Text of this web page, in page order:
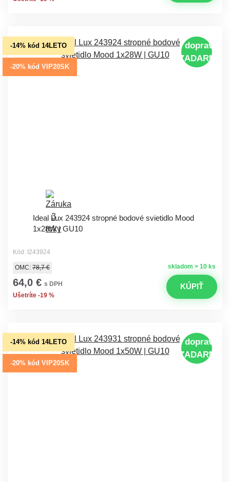
-14% kód 14LETO
-20% kód VIP20SK
doprava
ZADARMO
Ideal Lux 243924 stropné bodové svietidlo Mood
1x28W | GU10
Kód: I243924
skladom > 10 ks
OMC: 78,7 €
64,0 € s DPH
Ušetríte -19 %
KÚPIŤ
-14% kód 14LETO
-20% kód VIP20SK
doprava
ZADARMO